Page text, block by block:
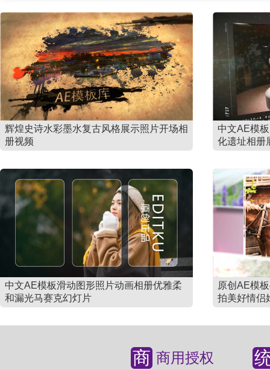
辉煌史诗水彩墨水复古风格展示照片开场相
册视频
中文AE模
化遗址相册
中文AE模板滑动图形照片动画相册优雅柔
和漏光马赛克幻灯片
原创AE模
拍美好情侣
商 商用授权